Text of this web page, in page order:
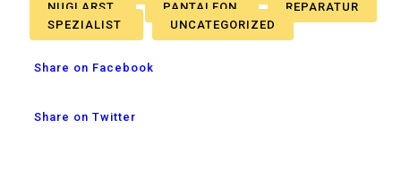
NUGLARST
PANTALEON
REPARATUR
SPEZIALIST
UNCATEGORIZED
Share on Facebook
Share on Twitter